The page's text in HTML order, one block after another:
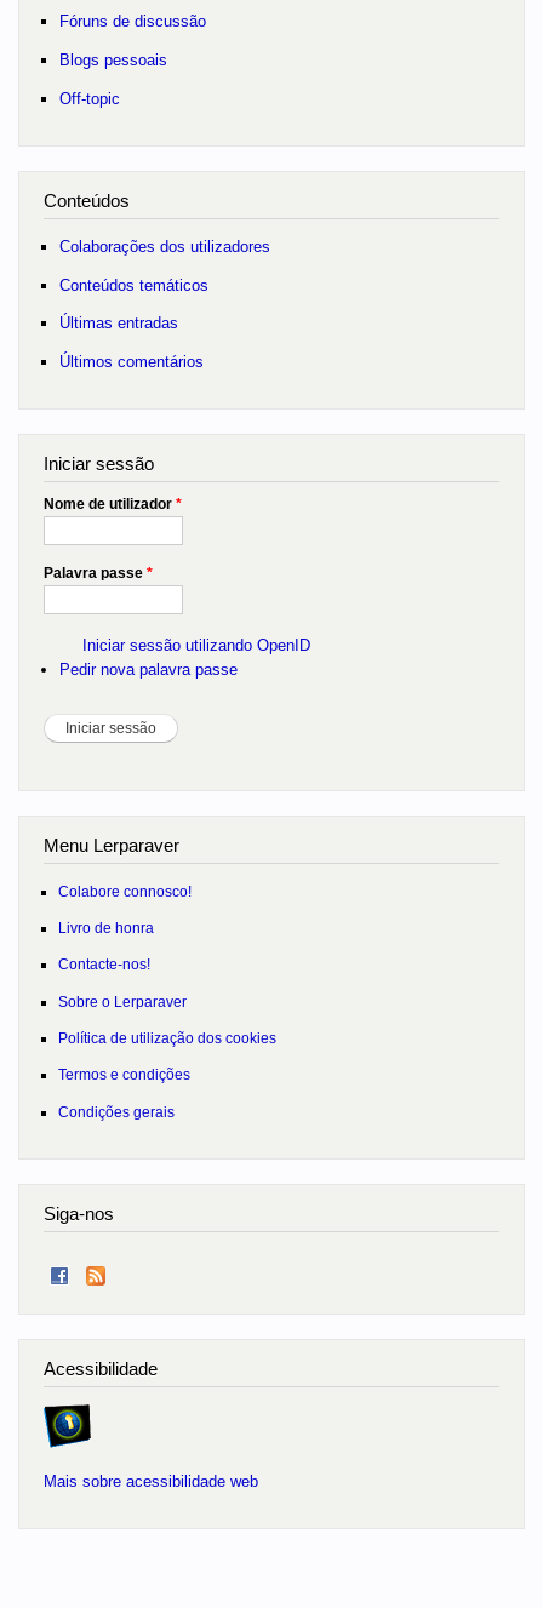
Fóruns de discussão
Blogs pessoais
Off-topic
Conteúdos
Colaborações dos utilizadores
Conteúdos temáticos
Últimas entradas
Últimos comentários
Iniciar sessão
Nome de utilizador *
Palavra passe *
Iniciar sessão utilizando OpenID
Pedir nova palavra passe
Menu Lerparaver
Colabore connosco!
Livro de honra
Contacte-nos!
Sobre o Lerparaver
Política de utilização dos cookies
Termos e condições
Condições gerais
Siga-nos
Acessibilidade
Mais sobre acessibilidade web